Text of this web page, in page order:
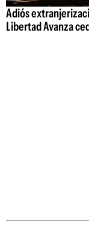
Adiós
Libertad Avanza